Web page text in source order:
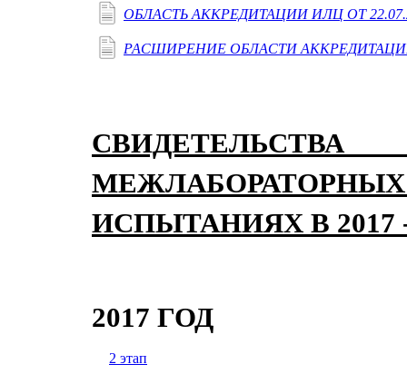
ОБЛАСТЬ АККРЕДИТАЦИИ ИЛЦ ОТ
РАСШИРЕНИЕ ОБЛАСТИ АККРЕДИТАЦИИ
ИСПЫТАНИЯХ В 2017
2017 ГОД
2 этап